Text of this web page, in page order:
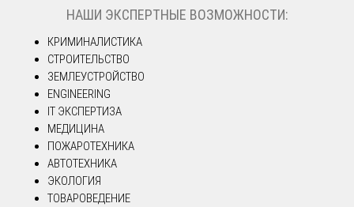
НАШИ ЭКСПЕРТНЫЕ ВОЗМОЖНОСТИ:
КРИМИНАЛИСТИКА
СТРОИТЕЛЬСТВО
ЗЕМЛЕУСТРОЙСТВО
ENGINEERING
IT ЭКСПЕРТИЗА
МЕДИЦИНА
ПОЖАРОТЕХНИКА
АВТОТЕХНИКА
ЭКОЛОГИЯ
ТОВАРОВЕДЕНИЕ